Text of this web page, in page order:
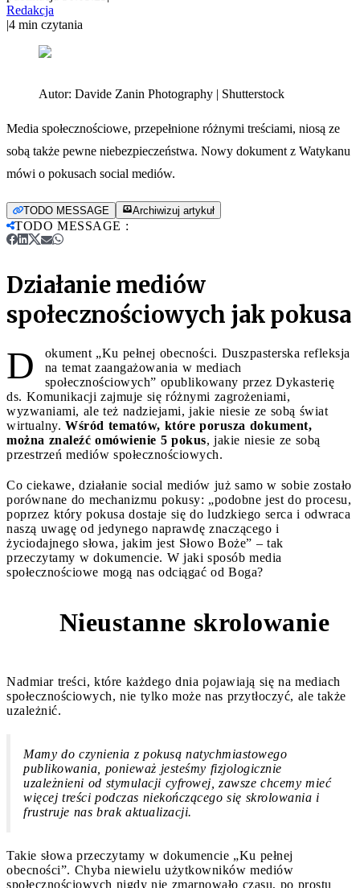
Redakcja
|4 min czytania
Autor: Davide Zanin Photography | Shutterstock
Media społecznościowe, przepełnione różnymi treściami, niosą ze
sobą także pewne niebezpieczeństwa. Nowy dokument z Watykanu
mówi o pokusach social mediów.
TODO MESSAGE Archiwizuj artykuł
TODO MESSAGE :
Działanie mediów
społecznościowych jak pokusa
D
okument „Ku pełnej obecności. Duszpasterska refleksja
na temat zaangażowania w mediach
społecznościowych” opublikowany przez Dykasterię
ds. Komunikacji zajmuje się różnymi zagrożeniami,
wyzwaniami, ale też nadziejami, jakie niesie ze sobą świat
wirtualny. Wśród tematów, które porusza dokument,
można znaleźć omówienie 5 pokus, jakie niesie ze sobą
przestrzeń mediów społecznościowych.
Co ciekawe, działanie social mediów już samo w sobie zostało
porównane do mechanizmu pokusy: „podobne jest do procesu,
poprzez który pokusa dostaje się do ludzkiego serca i odwraca
naszą uwagę od jedynego naprawdę znaczącego i
życiodajnego słowa, jakim jest Słowo Boże” – tak
przeczytamy w dokumencie. W jaki sposób media
społecznościowe mogą nas odciągać od Boga?
Nieustanne skrolowanie
Nadmiar treści, które każdego dnia pojawiają się na mediach
społecznościowych, nie tylko może nas przytłoczyć, ale także
uzależnić.
Mamy do czynienia z pokusą natychmiastowego
publikowania, ponieważ jesteśmy fizjologicznie
uzależnieni od stymulacji cyfrowej, zawsze chcemy mieć
więcej treści podczas niekończącego się skrolowania i
frustruje nas brak aktualizacji.
Takie słowa przeczytamy w dokumencie „Ku pełnej
obecności”. Chyba niewielu użytkowników mediów
społecznościowych nigdy nie zmarnowało czasu, po prostu